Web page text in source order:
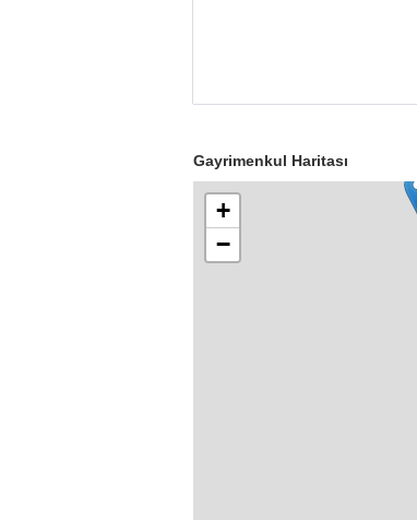
Gayrimenkul Haritası
+
−